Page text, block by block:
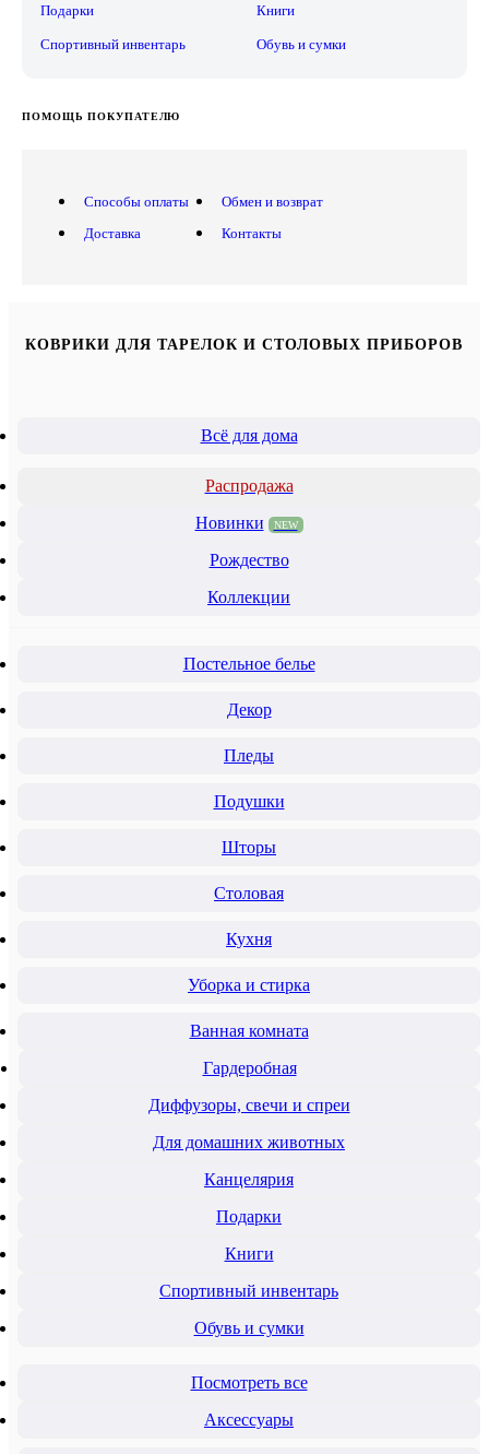
Подарки Книги
Спортивный инвентарь Обувь и сумки
ПОМОЩЬ ПОКУПАТЕЛЮ
Способы оплаты
Доставка
Обмен и возврат
Контакты
КОВРИКИ ДЛЯ ТАРЕЛОК И СТОЛОВЫХ ПРИБОРОВ
Всё для дома
Распродажа
Новинки
NEW
Рождество
Коллекции
Постельное белье
Декор
Пледы
Подушки
Шторы
Столовая
Кухня
Уборка и стирка
Ванная комната
Гардеробная
Диффузоры, свечи и спреи
Для домашних животных
Канцелярия
Подарки
Книги
Спортивный инвентарь
Обувь и сумки
Посмотреть все
Аксессуары